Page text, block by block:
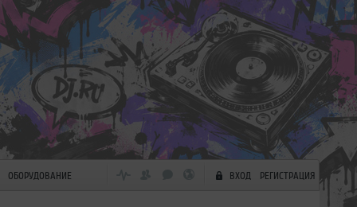
ОБОРУДОВАНИЕ ВХОД РЕГИСТРАЦИЯ